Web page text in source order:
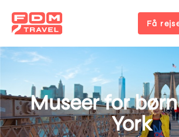
Gå
Få
Museer for
York